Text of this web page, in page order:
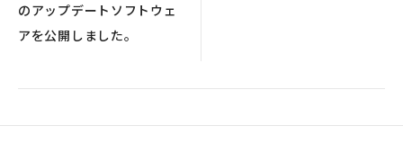
のアップデートソフトウェ
アを公開しました。